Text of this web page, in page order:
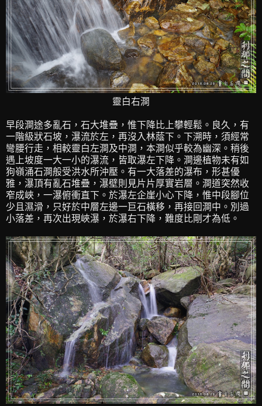
靈白右澗
早段澗途多亂石，石大堆疊，惟下降比上攀輕鬆。良久，有
一階級狀石坡，瀑流於左，再沒入林蔭下。下溯時，須經常
彎腰行走，相較靈白左澗及中澗，本澗似乎較為幽深。稍後
遇上坡度一大一小的瀑流，皆取瀑左下降。澗邊植物未有如
狗嶺涌石澗般受洪水所沖壓。有一大落差的瀑布，形甚優
雅，瀑頂有亂石堆疊，瀑壁則見片片厚實岩層。澗道突然收
窄成峽，一瀑俯衝直下。於瀑左企崖小心下降，惟中段腳位
少且濕滑，只好於中層左邊一巨石橫移，再接回澗中。別過
小落差，再次出現峽瀑，於瀑右下降，難度比剛才為低。